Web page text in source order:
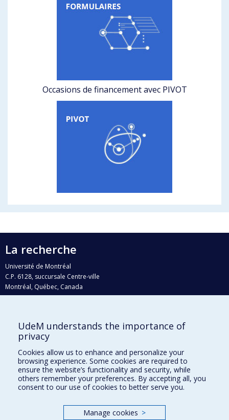
Occasions de financement avec PIVOT
La recherche
Université de Montréal
C.P. 6128, succursale Centre-ville
Montréal, Québec, Canada
H3C 3J7
Qui fait quoi?
Nous trouver
Plan du site
Accessibilité
UdeM understands the importance of
privacy
Cookies allow us to enhance and personalize your
browsing experience. Some cookies are required to
ensure the website’s functionality and security, while
others remember your preferences. By accepting all, you
consent to our use of cookies to better serve you.
Manage cookies >